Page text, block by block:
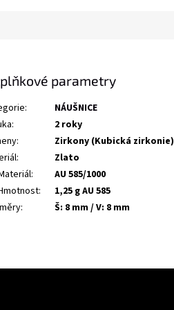
parametry
:
NÁUŠNICE
:
2 roky
:
Zirkony (Kubická zirkonie)
:
Zlato
:
AU 585/1000
:
1,25 g AU 585
: Š: 8 mm / V: 8 mm